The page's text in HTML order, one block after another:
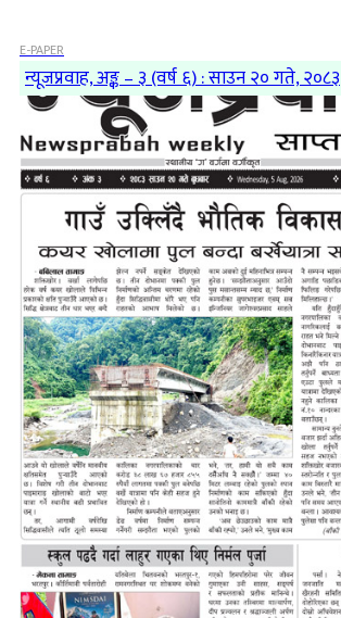
E-PAPER
न्यूजप्रवाह, अङ्क – ३ (वर्ष ६) : साउन २० गते, २०८३